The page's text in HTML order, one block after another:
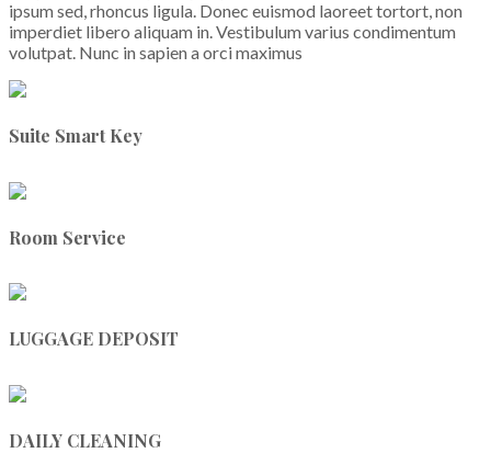
ipsum sed, rhoncus ligula. Donec euismod laoreet tortort, non
imperdiet libero aliquam in. Vestibulum varius condimentum
volutpat. Nunc in sapien a orci maximus
Suite Smart Key
Room Service
LUGGAGE DEPOSIT
DAILY CLEANING